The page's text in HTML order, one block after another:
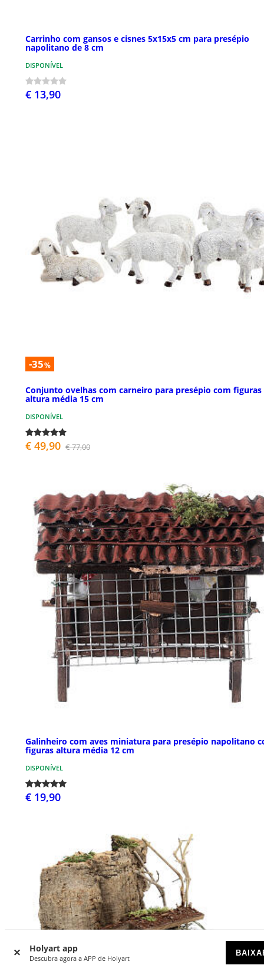
Holyart app
Descubra agora a APP de Holyart
Carrinho com gansos e cisnes 5x15x5 cm para presépio
napolitano de 8 cm
DISPONÍVEL
€ 13,90
-35%
Conjunto ovelhas com carneiro para presépio com figuras
altura média 15 cm
DISPONÍVEL
€ 49,90 € 77,00
Galinheiro com aves miniatura para presépio napolitano
figuras altura média 12 cm
DISPONÍVEL
€ 19,90